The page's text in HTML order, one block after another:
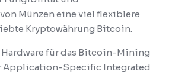
Münzen eine viel flexiblere
Kryptowährung Bitcoin.
für das Bitcoin-Mining
Application-Specific Integrated